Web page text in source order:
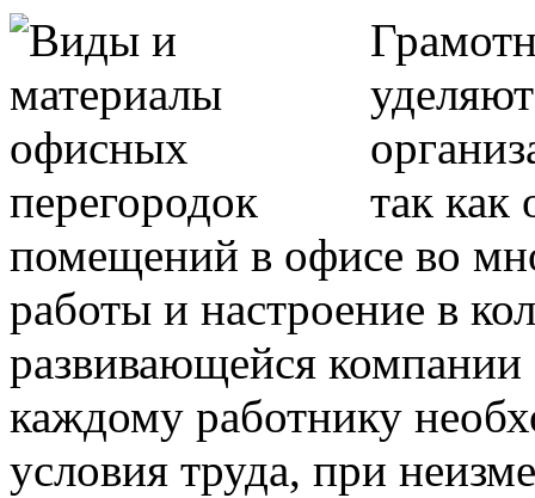
так как
помещений в офисе во
работы и настроение в
развивающейся компании
каждому работнику
условия труда, при